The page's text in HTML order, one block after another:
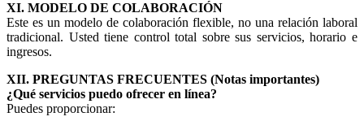
XI. MODELO DE COLABORACIÓN
Este es un modelo de colaboración flexible, no una relación laboral
tradicional. Usted tiene control total sobre sus servicios, horario e
ingresos.
XII. PREGUNTAS FRECUENTES (Notas importantes)
¿Qué servicios puedo ofrecer en línea?
Puedes proporcionar: